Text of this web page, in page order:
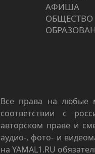
АФИША
ОБЩЕСТВО
Все права на любые
соответствии с
авторском праве и
аудио-, фото- и
на YAMAL1.RU